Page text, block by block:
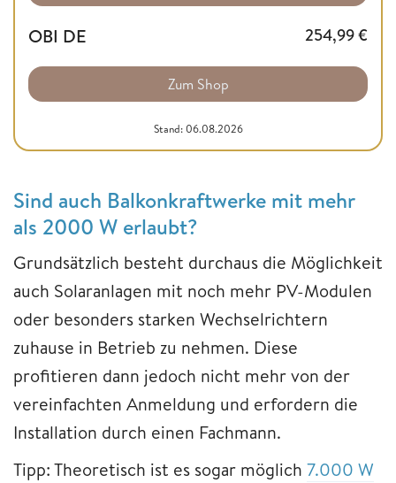
OBI DE 254,99€
Zum Shop
Stand: 06.08.2026
Sind auch Balkonkraftwerke mit mehr
als 2000 W erlaubt?
Grundsätzlich besteht durchaus die Möglichkeit
auch Solaranlagen mit noch mehr PV-Modulen
oder besonders starken Wechselrichtern
zuhause in Betrieb zu nehmen. Diese
profitieren dann jedoch nicht mehr von der
vereinfachten Anmeldung und erfordern die
Installation durch einen Fachmann.
Tipp: Theoretisch ist es sogar möglich 7.000 W